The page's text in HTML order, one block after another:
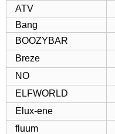
ATV
Bang
BOOZYBAR
Breze
NO
ELFWORLD
Elux-ene
fluum